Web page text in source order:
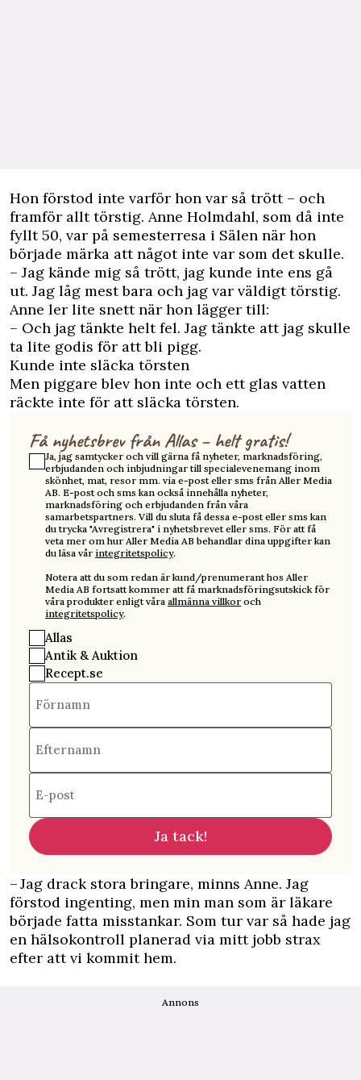
Hon förstod inte varför hon var så trött – och
framför allt törstig. Anne Holmdahl, som då inte
fyllt 50, var på semesterresa i Sälen när hon
började märka att något inte var som det skulle.
– Jag kände mig så trött, jag kunde inte ens gå
ut. Jag låg mest bara och jag var väldigt törstig.
Anne ler lite snett när hon lägger till:
– Och jag tänkte helt fel. Jag tänkte att jag skulle
ta lite godis för att bli pigg.
Kunde inte släcka törsten
Men piggare blev hon inte och ett glas vatten
räckte inte för att släcka törsten.
Få nyhetsbrev från Allas – helt gratis!
Ja, jag samtycker och vill gärna få nyheter, marknadsföring,
erbjudanden och inbjudningar till specialevenemang inom
skönhet, mat, resor mm. via e-post eller sms från Aller Media
AB. E-post och sms kan också innehålla nyheter,
marknadsföring och erbjudanden från våra
samarbetspartners. Vill du sluta få dessa e-post eller sms kan
du trycka "Avregistrera" i nyhetsbrevet eller sms. För att få
veta mer om hur Aller Media AB behandlar dina uppgifter kan
du läsa vår integritetspolicy.
Notera att du som redan är kund/prenumerant hos Aller
Media AB fortsatt kommer att få marknadsföringsutskick för
våra produkter enligt våra allmänna villkor och
integritetspolicy.
Allas
Antik & Auktion
Recept.se
Förnamn
Efternamn
E-post
Ja tack!
– Jag drack stora bringare, minns Anne. Jag
förstod ingenting, men min man som är läkare
började fatta misstankar. Som tur var så hade jag
en hälsokontroll planerad via mitt jobb strax
efter att vi kommit hem.
Annons